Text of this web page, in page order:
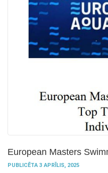
European Masters
PUBLICĒTA 3 APRĪLIS, 2025